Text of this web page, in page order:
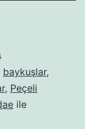
baykuşlar,
, Peçeli
ile